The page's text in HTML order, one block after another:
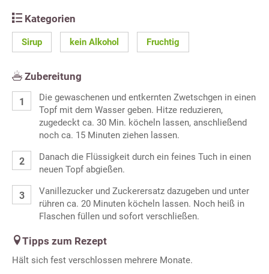
Kategorien
Sirup kein Alkohol Fruchtig
Zubereitung
Die gewaschenen und entkernten Zwetschgen in einen
Topf mit dem Wasser geben. Hitze reduzieren,
zugedeckt ca. 30 Min. köcheln lassen, anschließend
noch ca. 15 Minuten ziehen lassen.
Danach die Flüssigkeit durch ein feines Tuch in einen
neuen Topf abgießen.
Vanillezucker und Zuckerersatz dazugeben und unter
rühren ca. 20 Minuten köcheln lassen. Noch heiß in
Flaschen füllen und sofort verschließen.
Tipps zum Rezept
Hält sich fest verschlossen mehrere Monate.